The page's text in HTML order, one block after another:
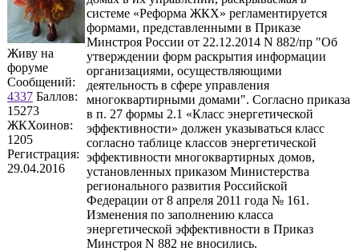
Живу на
форуме
Сообщений:
4337 Баллов:
15273
ЖКХоинов:
1205
Регистрация:
29.04.2016
системе «Реформа ЖКХ» регламентируется
формами, представленными в Приказе
Минстроя России от 22.12.2014 N 882/пр "Об
утверждении форм раскрытия информации
организациями, осуществляющими
деятельность в сфере управления
многоквартирными домами". Согласно приказа
в п. 27 формы 2.1 «Класс энергетической
эффективности» должен указываться класс
согласно таблице классов энергетической
эффективности многоквартирных домов,
установленных приказом Министерства
регионального развития Российской
Федерации от 8 апреля 2011 года № 161.
Изменения по заполнению класса
энергетической эффективности в Приказ
Минстроя N 882 не вносились.